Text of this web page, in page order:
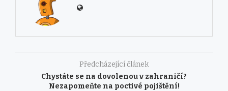
Předcházející článek
Chystáte se na dovolenou v zahraničí?
Nezapomeňte na poctivé pojištění!